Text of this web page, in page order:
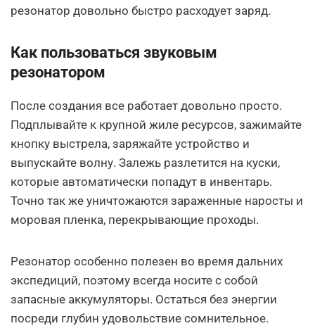
резонатор довольно быстро расходует заряд.
Как пользоваться звуковым
резонатором
После создания все работает довольно просто.
Подплывайте к крупной жиле ресурсов, зажимайте
кнопку выстрела, заряжайте устройство и
выпускайте волну. Залежь разлетится на куски,
которые автоматически попадут в инвентарь.
Точно так же уничтожаются зараженные наросты и
моровая пленка, перекрывающие проходы.
Резонатор особенно полезен во время дальних
экспедиций, поэтому всегда носите с собой
запасные аккумуляторы. Остаться без энергии
посреди глубин удовольствие сомнительное.